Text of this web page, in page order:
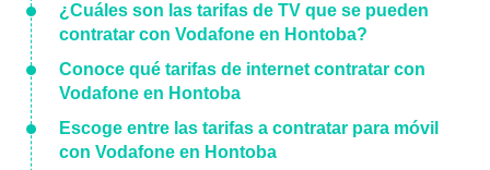
¿Cuáles son las tarifas de TV que se pueden
contratar con Vodafone en Hontoba?
Conoce qué tarifas de internet contratar con
Vodafone en Hontoba
Escoge entre las tarifas a contratar para móvil
con Vodafone en Hontoba